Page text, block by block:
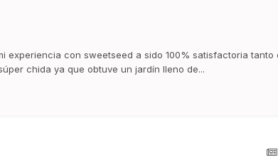
con sweetseed a sido 100% satisfactoria tanto
chida ya que obtuve un jardín lleno de...